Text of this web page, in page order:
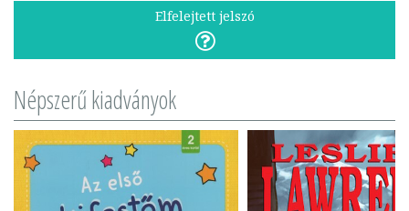
Elfelejtett jelszó
Népszerű kiadványok